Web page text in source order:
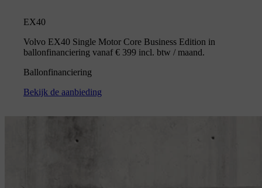
EX40
Volvo EX40 Single Motor Core Business Edition in
ballonfinanciering vanaf € 399 incl. btw / maand.
Ballonfinanciering
Bekijk de aanbieding